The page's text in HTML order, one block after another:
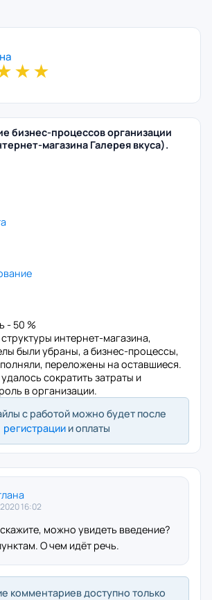
★★
бизнес-процессов организации
магазина Галерея вкуса).
- 50 %
интернет-магазина,
были убраны, а бизнес-процессы,
переложены на оставшиеся.
сократить затраты и
в организации.
с работой можно будет после
регистрации и оплаты
16:02
можно увидеть введение?
О чем идёт речь.
комментариев доступно только